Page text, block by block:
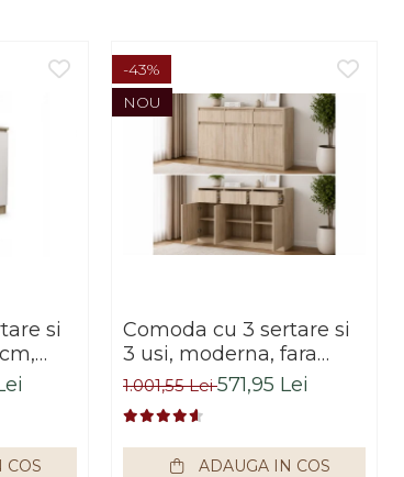
si
COS
-43%
NOU
Comoda cu 3 sertare si
3 usi, moderna, fara
manere, 120x85x33 cm,
stejar sonoma, pentru
living, dormitor, hol,
Bortis Impex
1.001,55 Lei571,95 Lei
ADAUGA IN COS